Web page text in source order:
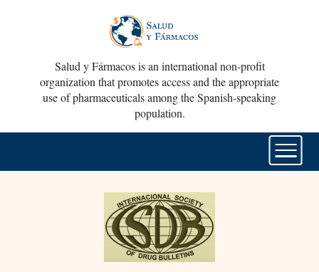
Salud y Fármacos is an international non-profit
organization that promotes access and the appropriate
use of pharmaceuticals among the Spanish-speaking
population.